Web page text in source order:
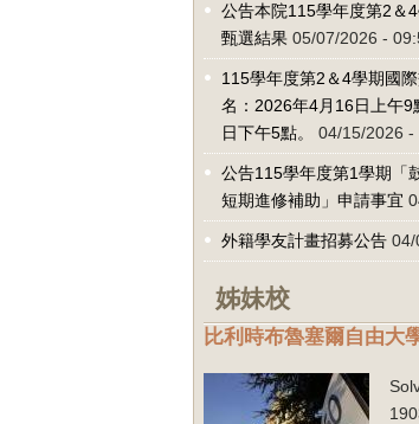
公告本院115學年度第2＆
甄選結果 05/07/2026 -
115學年度第2＆4學期國
名：2026年4月16日上午9
日下午5點。
04/15/2026 -
公告115學年度第1學期「
短期進修補助」申請事宜
外籍學友計畫招募公告 04/
姊妹校
比利時布魯塞爾自由大